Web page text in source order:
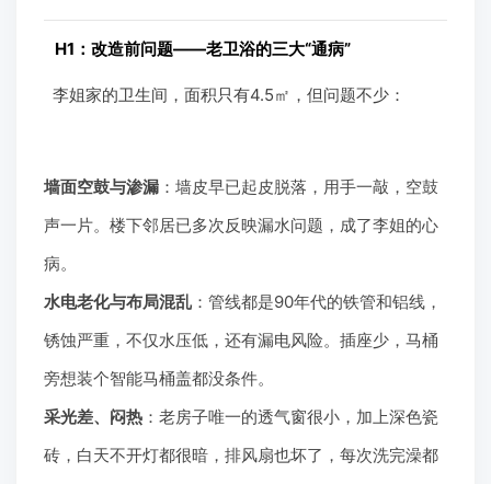
H1：改造前问题——老卫浴的三大“通病”
李姐家的卫生间，面积只有4.5㎡，但问题不少：
墙面空鼓与渗漏 ：墙皮早已起皮脱落，用手一敲，空鼓
声一片。楼下邻居已多次反映漏水问题，成了李姐的心
病。
水电老化与布局混乱 ：管线都是90年代的铁管和铝线，
锈蚀严重，不仅水压低，还有漏电风险。插座少，马桶
旁想装个智能马桶盖都没条件。
采光差、闷热 ：老房子唯一的透气窗很小，加上深色瓷
砖，白天不开灯都很暗，排风扇也坏了，每次洗完澡都